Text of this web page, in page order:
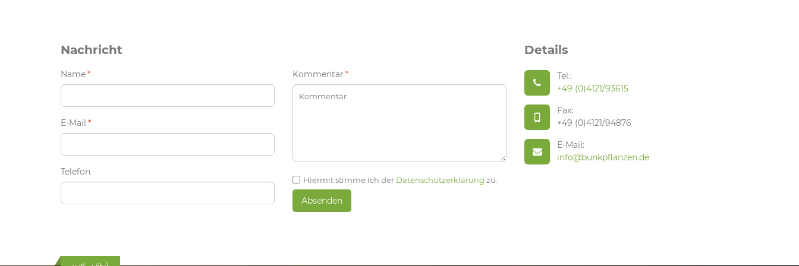
Nachricht
*
Name
*
E-Mail
Telefon
*
Kommentar
Hiermit stimme ich der Datenschutzerklärung zu.
Absenden
Details
Tel.:
+49 (0)4121/93615
Fax:
+49 (0)4121/94876
E-Mail:
info@bunkpflanzen.de